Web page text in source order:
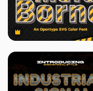
Premium